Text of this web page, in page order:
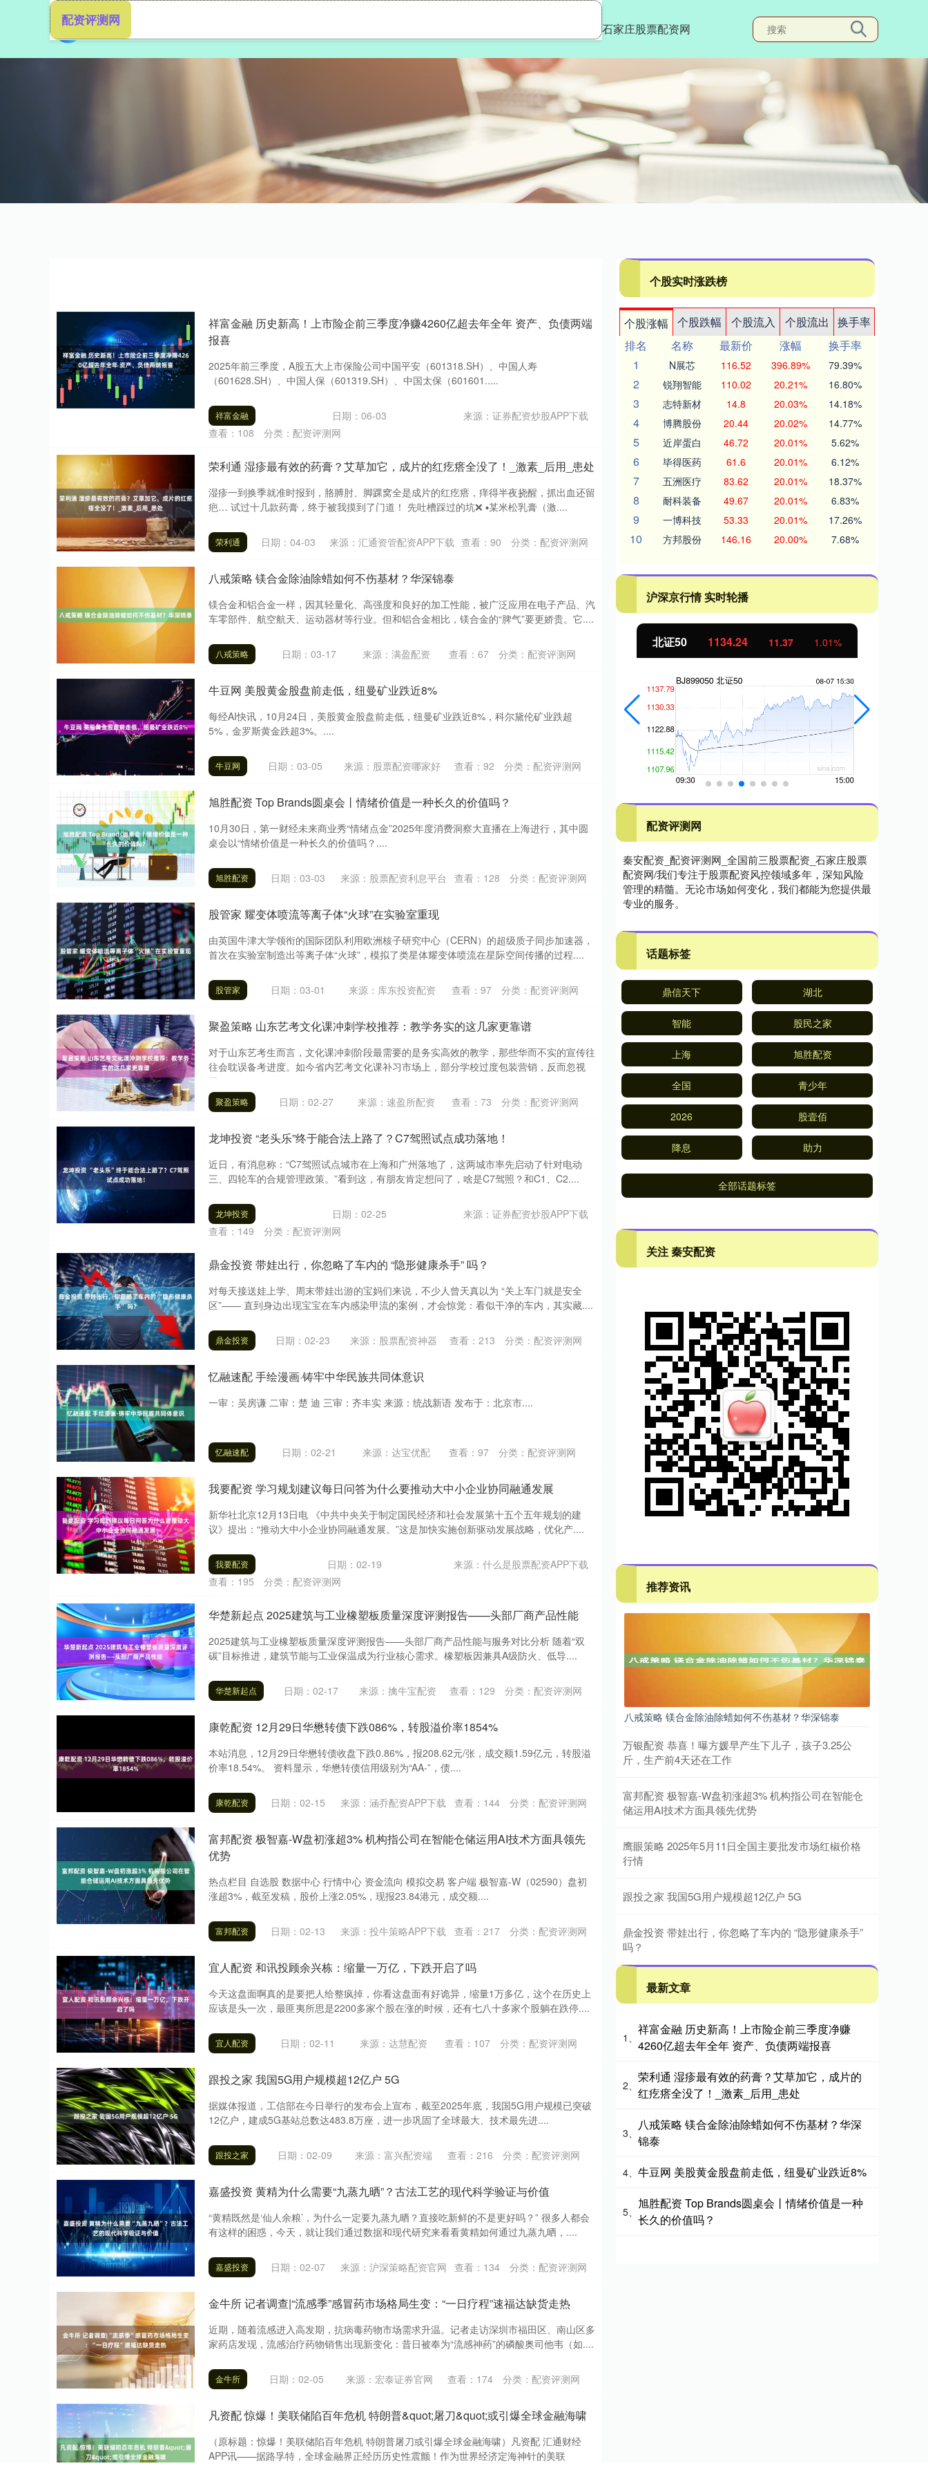
石家庄股票配资网
配资评测网
祥富金融 历史新高！上市险企前三季度净赚4260亿超去年全年 资产、负债两端
报喜
2025年前三季度，A股五大上市保险公司中国平安（601318.SH）、中国人寿
（601628.SH）、中国人保（601319.SH）、中国太保（601601.....
祥富金融 日期：06-03
来源：证券配资炒股APP下载
查看： 108 分类： 配资评测网
荣利通 湿疹最有效的药膏？艾草加它，成片的红疙瘩全没了！_激素_后用_患处
湿疹一到换季就准时报到，胳膊肘、脚踝窝全是成片的红疙瘩，痒得半夜挠醒，抓出血还留
疤… 试过十几款药膏，终于被我摸到了门道！ 先吐槽踩过的坑❌ ▪️某米松乳膏（激....
荣利通 日期：04-03 来源：汇通资管配资APP下载 查看： 90 分类： 配资评测网
八戒策略 镁合金除油除蜡如何不伤基材？华深锦泰
镁合金和铝合金一样，因其轻量化、高强度和良好的加工性能，被广泛应用在电子产品、汽
车零部件、航空航天、运动器材等行业。但和铝合金相比，镁合金的“脾气”要更娇贵。它....
八戒策略 日期：03-17 来源：满盈配资 查看：67 分类：配资评测网
牛豆网 美股黄金股盘前走低，纽曼矿业跌近8%
每经AI快讯，10月24日，美股黄金股盘前走低，纽曼矿业跌近8%，科尔黛伦矿业跌超
5%，金罗斯黄金跌超3%。....
牛豆网 日期：03-05 来源：股票配资哪家好 查看： 92 分类： 配资评测网
旭胜配资 Top Brands圆桌会丨情绪价值是一种长久的价值吗？
10月30日，第一财经未来商业秀“情绪点金”2025年度消费洞察大直播在上海进行，其中圆
桌会以“情绪价值是一种长久的价值吗？....
旭胜配资 日期：03-03 来源：股票配资利息平台 查看： 128 分类：配资评测网
股管家 耀变体喷流等离子体“火球”在实验室重现
由英国牛津大学领衔的国际团队利用欧洲核子研究中心（CERN）的超级质子同步加速器，
首次在实验室制造出等离子体“火球”，模拟了类星体耀变体喷流在星际空间传播的过程....
股管家 日期：03-01 来源：库东投资配资 查看：97 分类：配资评测网
聚盈策略 山东艺考文化课冲刺学校推荐：教学务实的这几家更靠谱
对于山东艺考生而言，文化课冲刺阶段最需要的是务实高效的教学，那些华而不实的宣传往
往会耽误备考进度。如今省内艺考文化课补习市场上，部分学校过度包装营销，反而忽视
了....
聚盈策略 日期：02-27 来源：速盈所配资 查看： 73 分类： 配资评测网
龙坤投资 “老头乐”终于能合法上路了？C7驾照试点成功落地！
近日，有消息称：“C7驾照试点城市在上海和广州落地了，这两城市率先启动了针对电动
三、四轮车的合规管理政策。”看到这，有朋友肯定想问了，啥是C7驾照？和C1、C2....
龙坤投资 日期：02-25
来源：证券配资炒股APP下载
查看： 149 分类： 配资评测网
鼎金投资 带娃出行，你忽略了车内的 “隐形健康杀手” 吗？
对每天接送娃上学、周末带娃出游的宝妈们来说，不少人曾天真以为 “关上车门就是安全
区”—— 直到身边出现宝宝在车内感染甲流的案例，才会惊觉：看似干净的车内，其实藏....
鼎金投资 日期：02-23 来源：股票配资神器 查看：213 分类：配资评测网
忆融速配 手绘漫画·铸牢中华民族共同体意识
一审：吴房谦 二审：楚 迪 三审：齐丰实 来源：统战新语 发布于：北京市....
忆融速配 日期：02-21 来源：达宝优配 查看：97 分类：配资评测网
我要配资 学习规划建议每日问答为什么要推动大中小企业协同融通发展
新华社北京12月13日电 《中共中央关于制定国民经济和社会发展第十五个五年规划的建
议》提出：“推动大中小企业协同融通发展。”这是加快实施创新驱动发展战略，优化产....
我要配资 日期：02-19
来源：什么是股票配资APP下载
查看： 195 分类： 配资评测网
华楚新起点 2025建筑与工业橡塑板质量深度评测报告——头部厂商产品性能
2025建筑与工业橡塑板质量深度评测报告——头部厂商产品性能与服务对比分析 随着“双
碳”目标推进，建筑节能与工业保温成为行业核心需求。橡塑板因兼具A级防火、低导....
华楚新起点 日期：02-17 来源：擒牛宝配资 查看： 129 分类： 配资评测网
康乾配资 12月29日华懋转债下跌086%，转股溢价率1854%
本站消息，12月29日华懋转债收盘下跌0.86%，报208.62元/张，成交额1.59亿元，转股溢
价率18.54%。 资料显示，华懋转债信用级别为“AA-”，债....
康乾配资 日期：02-15 来源：涵乔配资APP下载 查看： 144 分类： 配资评测网
富邦配资 极智嘉-W盘初涨超3% 机构指公司在智能仓储运用AI技术方面具领先
优势
热点栏目 自选股 数据中心 行情中心 资金流向 模拟交易 客户端 极智嘉-W（02590）盘初
涨超3%，截至发稿，股价上涨2.05%，现报23.84港元，成交额....
富邦配资 日期：02-13 来源：投牛策略APP下载 查看： 217 分类： 配资评测网
宜人配资 和讯投顾余兴栋：缩量一万亿，下跌开启了吗
今天这盘面啊真的是要把人给整疯掉，你看这盘面有好诡异，缩量1万多亿，这个在历史上
应该是头一次，最匪夷所思是2200多家个股在涨的时候，还有七八十多家个股躺在跌停....
宜人配资 日期：02-11 来源：达慧配资 查看： 107 分类：配资评测网
跟投之家 我国5G用户规模超12亿户 5G
据媒体报道，工信部在今日举行的发布会上宣布，截至2025年底，我国5G用户规模已突破
12亿户，建成5G基站总数达483.8万座，进一步巩固了全球最大、技术最先进....
跟投之家 日期：02-09 来源：富兴配资端 查看： 216 分类： 配资评测网
嘉盛投资 黄精为什么需要“九蒸九晒”？古法工艺的现代科学验证与价值
“黄精既然是‘仙人余粮’，为什么一定要九蒸九晒？直接吃新鲜的不是更好吗？” 很多人都会
有这样的困惑，今天，就让我们通过数据和现代研究来看看黄精如何通过九蒸九晒，....
嘉盛投资 日期：02-07 来源：沪深策略配资官网 查看： 134 分类：配资评测网
金牛所 记者调查|“流感季”感冒药市场格局生变：“一日疗程”速福达缺货走热
近期，随着流感进入高发期，抗病毒药物市场需求升温。记者走访深圳市福田区、南山区多
家药店发现，流感治疗药物销售出现新变化：昔日被奉为“流感神药”的磷酸奥司他韦（如....
金牛所 日期：02-05 来源：宏泰证券官网 查看： 174 分类：配资评测网
凡资配 惊爆！美联储陷百年危机 特朗普&quot;屠刀&quot;或引爆全球金融海啸
（原标题：惊爆！美联储陷百年危机 特朗普屠刀或引爆全球金融海啸）凡资配 汇通财经
APP讯——据路孚特，全球金融界正经历历史性震颤！作为世界经济定海神针的美联
个股实时涨跌榜
个股涨幅 个股跌幅 个股流入 个股流出
换手率
排名
名称 最新价 涨幅
换手率
1
N展芯 116.52 396.89% 79.39%
2 锐翔智能 110.02 20.21% 16.80%
3 志特新材 14.8 20.03% 14.18%
4 博腾股份 20.44 20.02% 14.77%
5 近岸蛋白 46.72 20.01% 5.62%
6 毕得医药 61.6 20.01% 6.12%
7 五洲医疗 83.62 20.01% 18.37%
8 耐科装备 49.67 20.01% 6.83%
9 一博科技 53.33 20.01% 17.26%
10 方邦股份 146.16 20.00% 7.68%
沪深京行情 实时轮播
深证成指 14311.01 200.89 北证50 1134.24 11.37 1.01%
配资评测网
秦安配资_配资评测网_全国前三股票配资_石家庄股票
配资网/我们专注于股票配资风控领域多年，深知风险
管理的精髓。无论市场如何变化，我们都能为您提供最
专业的服务。
话题标签
鼎信天下 湖北
智能 股民之家
上海 旭胜配资
全国 青少年
2026 股壹佰
降息 助力
全部话题标签
关注 秦安配资
推荐资讯
八戒策略 镁合金除油除蜡如何不伤基材？华深锦泰
万银配资 恭喜！曝方媛早产生下儿子，孩子3.25公
斤，生产前4天还在工作
富邦配资 极智嘉-W盘初涨超3% 机构指公司在智能仓
储运用AI技术方面具领先优势
鹰眼策略 2025年5月11日全国主要批发市场红椒价格
行情
跟投之家 我国5G用户规模超12亿户 5G
鼎金投资 带娃出行，你忽略了车内的 “隐形健康杀手”
吗？
最新文章
1、
祥富金融 历史新高！上市险企前三季度净赚
4260亿超去年全年 资产、负债两端报喜
2、
荣利通 湿疹最有效的药膏？艾草加它，成片的
红疙瘩全没了！_激素_后用_患处
3、
八戒策略 镁合金除油除蜡如何不伤基材？华深
锦泰
4、 牛豆网 美股黄金股盘前走低，纽曼矿业跌近8%
5、
旭胜配资 Top Brands圆桌会丨情绪价值是一种
长久的价值吗？